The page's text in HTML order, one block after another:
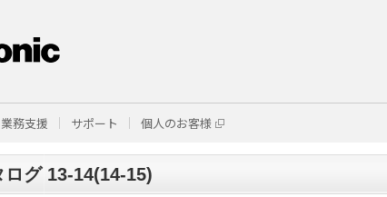
業務支援 サポート 個人のお客様
グ 13-14(14-15)